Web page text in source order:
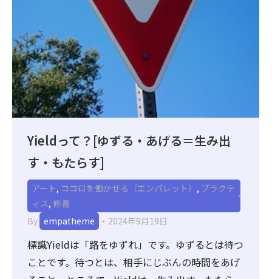
Yieldって？[ゆずる・あげる＝生み出
す・もたらす]
アート, ココロを働かせる（エンパレット） , プラクテ
ィス, 修養
By empatheme 2024年9月19日
標識Yieldは「路をゆずれ」です。ゆずるとは待つ
ことです。待つとは、相手にじぶんの時間をあげ